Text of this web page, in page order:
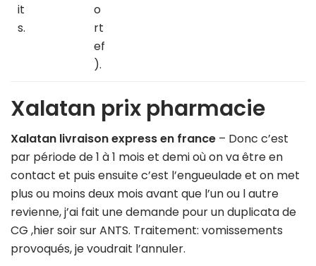
it
s.
o
rt
ef
).
Xalatan prix pharmacie
Xalatan livraison express en france – Donc c’est
par période de 1 à 1 mois et demi où on va être en
contact et puis ensuite c’est l’engueulade et on met
plus ou moins deux mois avant que l’un ou l autre
revienne, j’ai fait une demande pour un duplicata de
CG ,hier soir sur ANTS. Traitement: vomissements
provoqués, je voudrait l’annuler.